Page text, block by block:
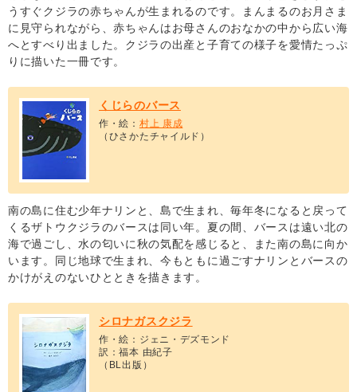
うすぐクジラの赤ちゃんが生まれるのです。まんまるのお月さま
に見守られながら、赤ちゃんはお母さんのおなかの中から広い海
へとすべり出ました。クジラの出産と子育ての様子を愛情たっぷ
りに描いた一冊です。
くじらのバース
作・絵： 村上 康成
（ひさかたチャイルド）
南の島に住む少年ナリンと、島で生まれ、毎年冬になると戻って
くるザトウクジラのバースは同い年。夏の間、バースは遠い北の
海で過ごし、水の匂いに秋の気配を感じると、また南の島に向か
います。同じ地球で生まれ、今もともに過ごすナリンとバースの
かけがえのないひとときを描きます。
シロナガスクジラ
作・絵：ジェニ・デズモンド
訳：福本 由紀子
（BL出版）